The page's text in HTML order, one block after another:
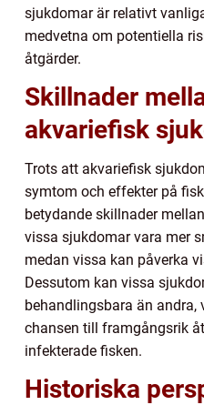
sjukdomar är relativt
medvetna om potentiella
åtgärder.
Skillnader
akvariefisk
Trots att akvariefisk
symtom och effekter på
betydande skillnader
vissa sjukdomar vara mer
medan vissa kan påverka
Dessutom kan vissa
behandlingsbara än andra,
chansen till framgångsrik
infekterade fisken.
Historiska